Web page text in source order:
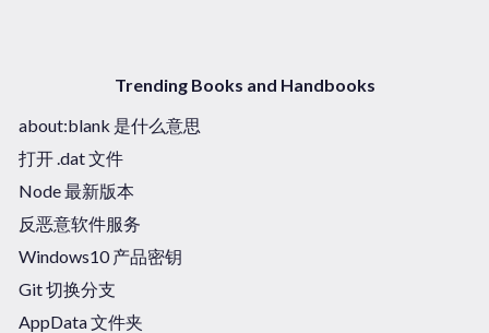
Trending Books and Handbooks
about:blank 是什么意思
打开 .dat 文件
Node 最新版本
反恶意软件服务
Windows10 产品密钥
Git 切换分支
AppData 文件夹